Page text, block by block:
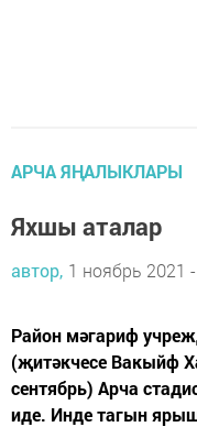
АРЧА ЯҢАЛЫКЛАРЫ
Яхшы аталар
автор, 1 ноябрь 2021
Район мәгариф
(җитәкчесе Вакыйф
сентябрь) Арча
иде. Инде тагын